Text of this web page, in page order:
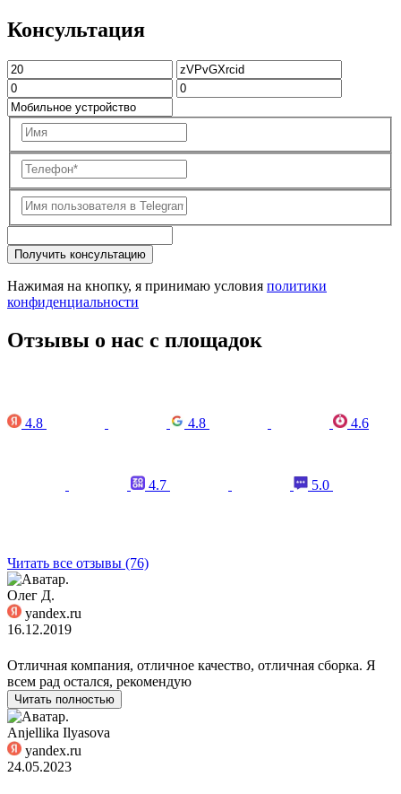
Консультация
Получить консультацию
Нажимая на кнопку, я принимаю условия политики
конфиденциальности
Отзывы о нас с площадок
4.8 4.8 4.6
4.7 5.0
Читать все отзывы (76)
Олег Д.
yandex.ru
16.12.2019
Отличная компания, отличное качество, отличная сборка. Я
всем рад остался, рекомендую
Читать полностью
Anjellika Ilyasova
yandex.ru
24.05.2023